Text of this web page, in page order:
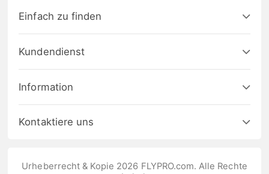
Einfach zu finden
Kundendienst
Information
Kontaktiere uns
Urheberrecht & Kopie 2026 FLYPRO.com. Alle Rechte